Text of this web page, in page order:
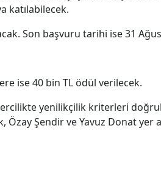
katılabilecek.
Son başvuru tarihi ise 31
ise 40 bin TL ödül verilecek.
yenilikçilik kriterleri
Şendir ve Yavuz Donat yer